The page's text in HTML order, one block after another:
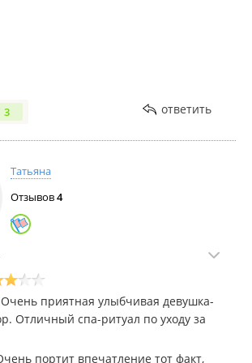
3 ответить
Татьяна
Отзывов4
Очень приятная улыбчивая девушка-
Отличный спа-ритуал по уходу за
портит впечатление тот факт,